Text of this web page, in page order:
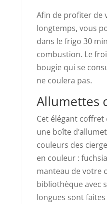
Afin de profiter de
longtemps, vous
dans le frigo 30
combustion. Le
bougie qui se
ne coulera pas.
Allumettes
Cet élégant
une boîte
couleurs des
en couleur :
manteau de votre
bibliothèque avec
longues sont